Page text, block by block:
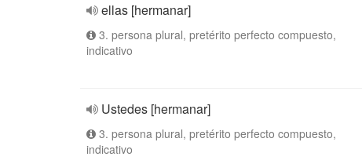
ellas [hermanar]
3. persona plural, pretérito perfecto compuesto,
indicativo
Ustedes [hermanar]
3. persona plural, pretérito perfecto compuesto,
indicativo